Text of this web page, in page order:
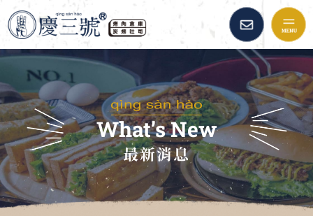
慶三號倉庫烤肉早午餐::
品牌故事
最新消息
美味餐點
What’s New
最新消息